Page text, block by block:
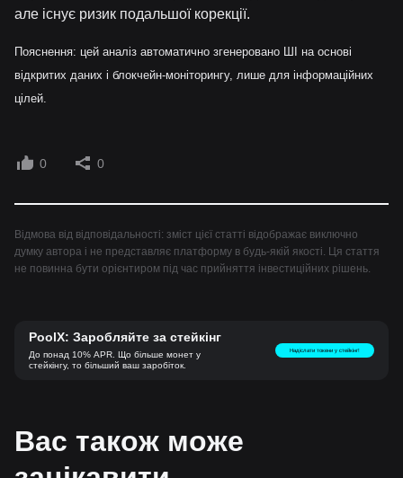
але існує ризик подальшої корекції.
Пояснення: цей аналіз автоматично згенеровано ШІ на основі
відкритих даних і блокчейн-моніторингу, лише для інформаційних
цілей.
0 0
Відмова від відповідальності: зміст цієї статті відображає виключно
думку автора і не представляє платформу в будь-якій якості. Ця стаття
не повинна бути орієнтиром під час прийняття інвестиційних рішень.
PoolX: Заробляйте за стейкінг
До понад 10% APR. Що більше монет у
стейкінгу, то більший ваш заробіток.
Надіслати токени у стейкінг!
Вас також може